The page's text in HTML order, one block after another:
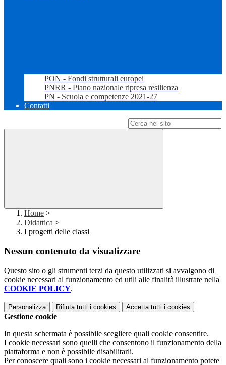
PON - Fondi strutturali europei
PNRR - Piano nazionale ripresa resilienza
PN - Scuola e competenze 2021-27
Contatti
Home >
Didattica >
I progetti delle classi
Nessun contenuto da visualizzare
Questo sito o gli strumenti terzi da questo utilizzati si avvalgono di
cookie necessari al funzionamento ed utili alle finalità illustrate nella
COOKIE POLICY.
Personalizza Rifiuta tutti i cookies Accetta tutti i cookies
Gestione cookie
In questa schermata è possibile scegliere quali cookie consentire.
I cookie necessari sono quelli che consentono il funzionamento della
piattaforma e non è possibile disabilitarli.
Per conoscere quali sono i cookie necessari al funzionamento potete